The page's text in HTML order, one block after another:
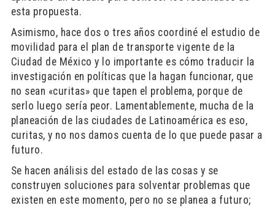
esta propuesta.
Asimismo, hace dos o tres años coordiné el estudio de
movilidad para el plan de transporte vigente de la
Ciudad de México y lo importante es cómo traducir la
investigación en políticas que la hagan funcionar, que
no sean «curitas» que tapen el problema, porque de
serlo luego sería peor. Lamentablemente, mucha de la
planeación de las ciudades de Latinoamérica es eso,
curitas, y no nos damos cuenta de lo que puede pasar a
futuro.
Se hacen análisis del estado de las cosas y se
construyen soluciones para solventar problemas que
existen en este momento, pero no se planea a futuro;